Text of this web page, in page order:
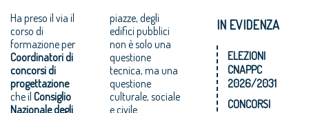
Ha preso il via il
corso di
formazione per
Coordinatori di
concorsi di
progettazione
che il Consiglio
Nazionale degli
piazze, degli
edifici pubblici
non è solo una
questione
tecnica, ma una
questione
culturale, sociale
e civile.
IN EVIDENZA
ELEZIONI
CNAPPC
2026/2031
CONCORSI